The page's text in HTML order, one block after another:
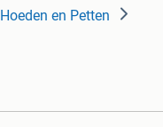
Hoeden en Petten